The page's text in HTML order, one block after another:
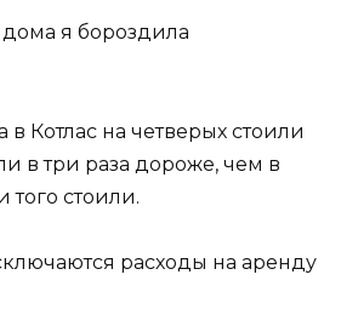
дома я бороздила
Котлас на четверых стоили
в три раза дороже, чем в
стоили.
расходы на аренду